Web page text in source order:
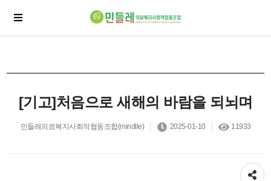
[기고]처음으로 새해의 바람을 되뇌며
민들레의료복지사회적협동조합(mindlle) 2025-01-10 11933
공유하기